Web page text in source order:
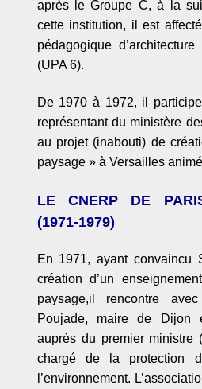
après le Groupe C,à la
cette institution, il est
pédagogique d’
(UPA 6).
De 1970 à 1972, il
représentant du ministère
au projet (inabouti) de
paysage » à Versailles animé
LE CNERP DE
(1971-1979)
En 1971, ayant convaincu
création d’un
paysage,il rencontre
Poujade, maire de
auprès du premier ministre
chargé de la protection
l’environnement. L’